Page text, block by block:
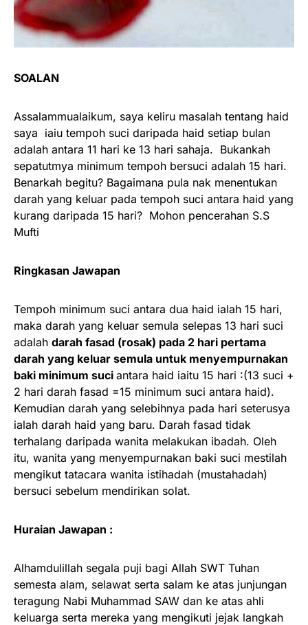
SOALAN
Assalammualaikum, saya keliru masalah tentang haid
saya iaiu tempoh suci daripada haid setiap bulan
adalah antara 11 hari ke 13 hari sahaja. Bukankah
sepatutmya minimum tempoh bersuci adalah 15 hari.
Benarkah begitu? Bagaimana pula nak menentukan
darah yang keluar pada tempoh suci antara haid yang
kurang daripada 15 hari? Mohon pencerahan S.S
Mufti
Ringkasan Jawapan
Tempoh minimum suci antara dua haid ialah 15 hari,
maka darah yang keluar semula selepas 13 hari suci
adalah darah fasad (rosak) pada 2 hari pertama
darah yang keluar semula untuk menyempurnakan
baki minimum suci antara haid iaitu 15 hari :(13 suci +
2 hari darah fasad =15 minimum suci antara haid).
Kemudian darah yang selebihnya pada hari seterusya
ialah darah haid yang baru. Darah fasad tidak
terhalang daripada wanita melakukan ibadah. Oleh
itu, wanita yang menyempurnakan baki suci mestilah
mengikut tatacara wanita istihadah (mustahadah)
bersuci sebelum mendirikan solat.
Huraian Jawapan :
Alhamdulillah segala puji bagi Allah SWT Tuhan
semesta alam, selawat serta salam ke atas junjungan
teragung Nabi Muhammad SAW dan ke atas ahli
keluarga serta mereka yang mengikuti jejak langkah